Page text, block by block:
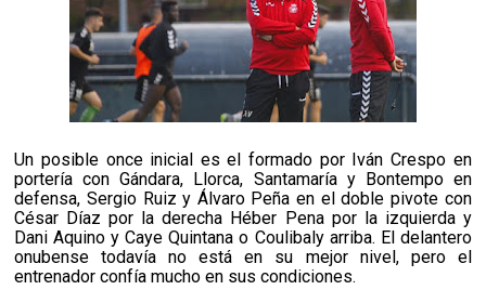
Un posible once inicial es el formado por Iván Crespo en
portería con Gándara, Llorca, Santamaría y Bontempo en
defensa, Sergio Ruiz y Álvaro Peña en el doble pivote con
César Díaz por la derecha Héber Pena por la izquierda y
Dani Aquino y Caye Quintana o Coulibaly arriba. El delantero
onubense todavía no está en su mejor nivel, pero el
entrenador confía mucho en sus condiciones.